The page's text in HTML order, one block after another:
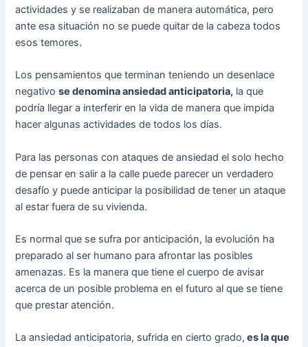
actividades y se realizaban de manera automática, pero
ante esa situación no se puede quitar de la cabeza todos
esos temores.
Los pensamientos que terminan teniendo un desenlace
negativose denomina ansiedad anticipatoria, la que
podría llegar a interferir en la vida de manera que impida
hacer algunas actividades de todos los días.
Para las personas con ataques de ansiedad el solo hecho
de pensar en salir a la calle puede parecer un verdadero
desafío y puede anticipar la posibilidad de tener un ataque
al estar fuera de su vivienda.
Es normal que se sufra por anticipación, la evolución ha
preparado al ser humano para afrontar las posibles
amenazas. Es la manera que tiene el cuerpo de avisar
acerca de un posible problema en el futuro al que se tiene
que prestar atención.
La ansiedad anticipatoria, sufrida en cierto grado, es la que